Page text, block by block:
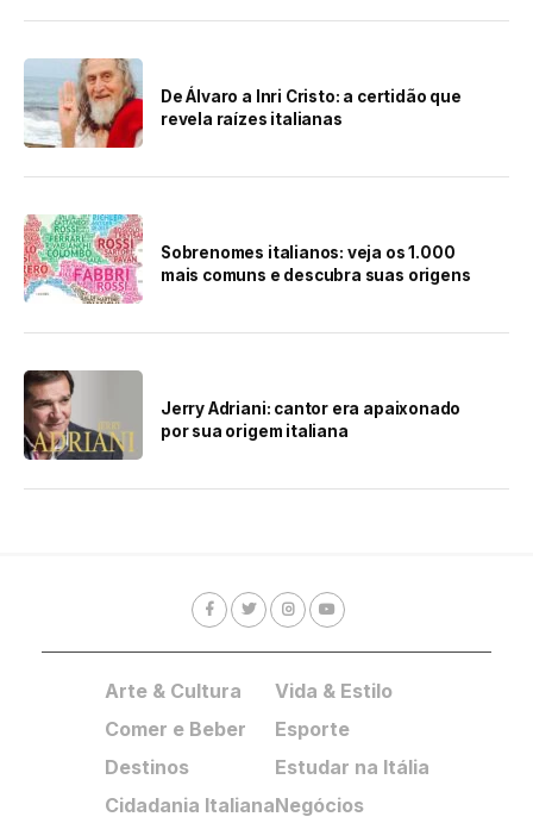
De Álvaro a Inri Cristo: a certidão que
revela raízes italianas
Sobrenomes italianos: veja os 1.000
mais comuns e descubra suas origens
Jerry Adriani: cantor era apaixonado
por sua origem italiana
Arte & Cultura
Comer e Beber
Destinos
Cidadania Italiana
Vida & Estilo
Esporte
Estudar na Itália
Negócios